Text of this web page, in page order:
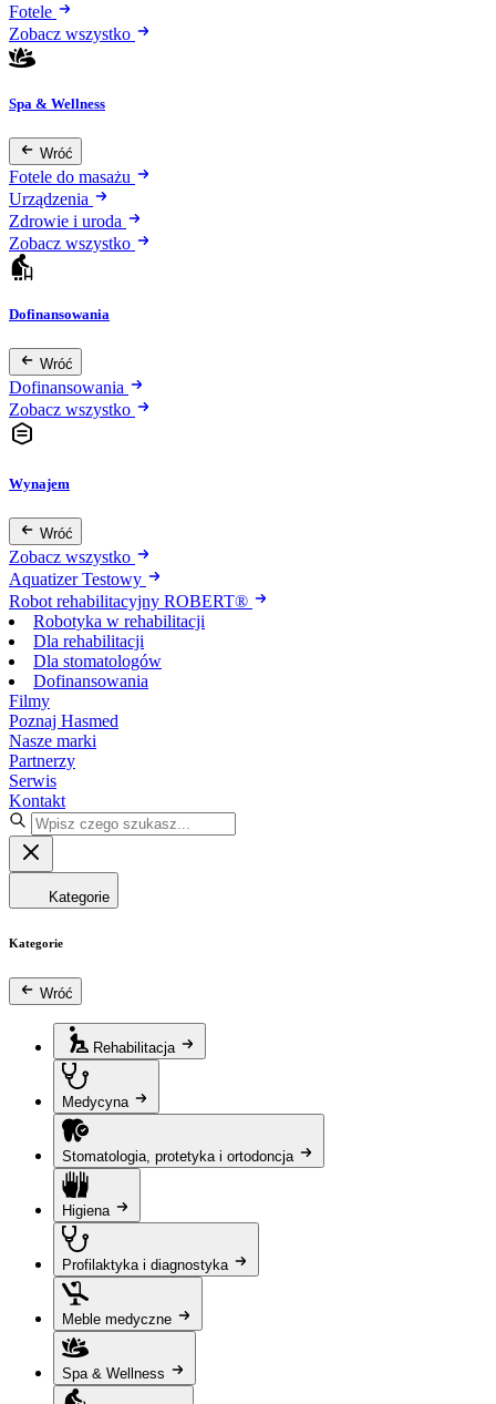
Fotele
Zobacz wszystko
Spa & Wellness
Wróć
Fotele do masażu
Urządzenia
Zdrowie i uroda
Zobacz wszystko
Dofinansowania
Wróć
Dofinansowania
Zobacz wszystko
Wynajem
Wróć
Zobacz wszystko
Aquatizer Testowy
Robot rehabilitacyjny ROBERT®
Robotyka w rehabilitacji
Dla rehabilitacji
Dla stomatologów
Dofinansowania
Filmy
Poznaj Hasmed
Nasze marki
Partnerzy
Serwis
Kontakt
Kategorie
Kategorie
Wróć
Rehabilitacja
Medycyna
Stomatologia, protetyka i ortodoncja
Higiena
Profilaktyka i diagnostyka
Meble medyczne
Spa & Wellness